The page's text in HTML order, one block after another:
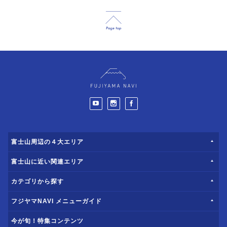
富士山周辺の４大エリア
富士山に近い関連エリア
カテゴリから探す
フジヤマNAVI メニューガイド
今が旬！特集コンテンツ